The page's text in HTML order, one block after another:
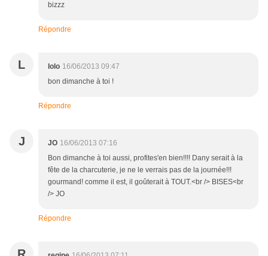
bizzz
Répondre
L lolo 16/06/2013 09:47
bon dimanche à toi !
Répondre
J JO 16/06/2013 07:16
Bon dimanche à toi aussi, profites'en bien!!!! Dany serait à la
fête de la charcuterie, je ne le verrais pas de la journée!!!
gourmand! comme il est, il goûterait à TOUT.<br /> BISES<br
/> JO
Répondre